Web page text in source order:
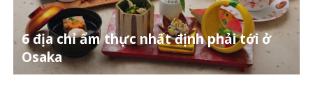
6 địa chỉ ẩm thực nhất định phải tới ở
Osaka